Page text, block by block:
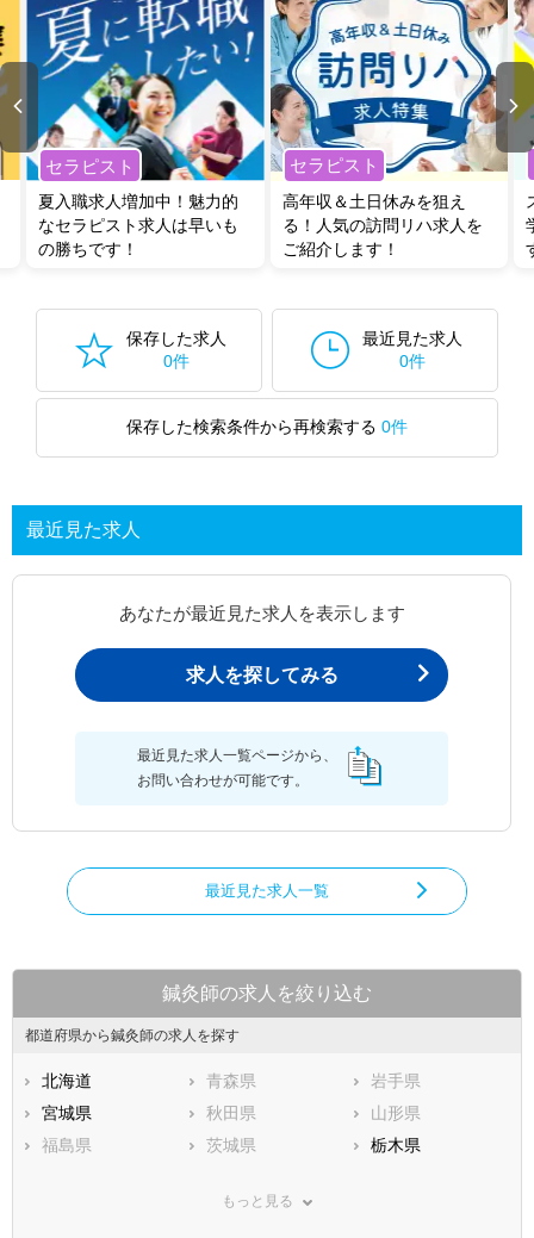
セラピスト
夏入職求人増加中！魅力的
なセラピスト求人は早いも
の勝ちです！
セラピスト
高年収＆土日休みを狙え
る！人気の訪問リハ求人を
ご紹介します！
保存した求人
0件
最近見た求人
0件
保存した検索条件から再検索する 0件
最近見た求人
あなたが最近見た求人を表示します
求人を探してみる
最近見た求人一覧ページから、
お問い合わせが可能です。
最近見た求人一覧
鍼灸師の求人を絞り込む
都道府県から鍼灸師の求人を探す
北海道 青森県
岩手県
宮城県
秋田県
山形県
福島県
茨城県
栃木県
神奈川県
もっと見る